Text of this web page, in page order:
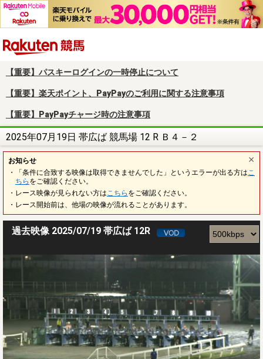
【重要】パスキーログインの一時停止について
【重要】楽天ポイント、PayPayのご利用に関する注意事項
【重要】PayPayチャージ時の注意事項
2025年07月19日 帯広ば 競馬場 12 R Ｂ４－２
お知らせ
・「条件に合致する映像は取得できませんでした」というエラーが出る方は こ
ちら をご確認ください。
・レース映像が見られない方は こちら をご確認ください。
・レース開始前は、他場の映像が流れることがあります。
過去映像 2025/07/19 帯広ば 12R